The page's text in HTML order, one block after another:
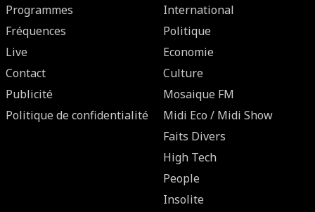
Programmes
Fréquences
Live
Contact
Publicité
Politique de confidentialité
International
Politique
Economie
Culture
Mosaique FM
Midi Eco / Midi Show
Faits Divers
High Tech
People
Insolite